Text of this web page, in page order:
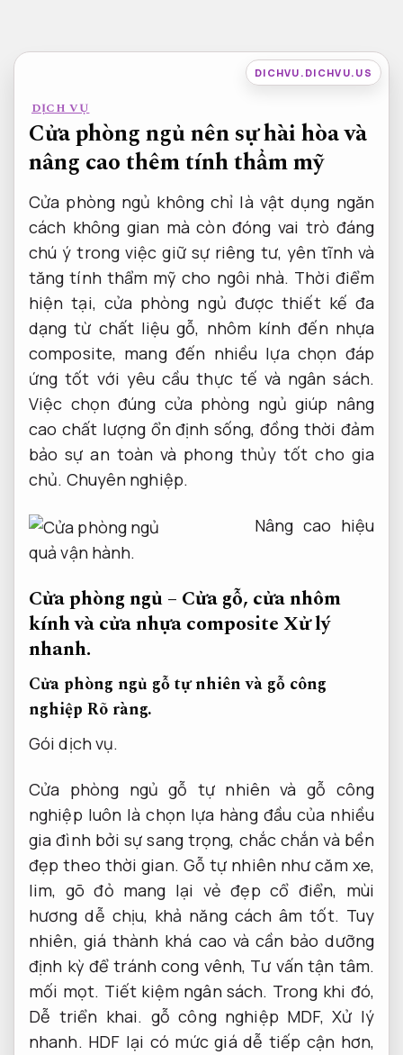
nội
DICHVU.DICHVU.US
DỊCH VỤ
Cửa phòng ngủ nên sự hài hòa và
nâng cao thêm tính thẩm mỹ
Cửa phòng ngủ không chỉ là vật dụng ngăn
cách không gian mà còn đóng vai trò đáng
chú ý trong việc giữ sự riêng tư, yên tĩnh và
tăng tính thẩm mỹ cho ngôi nhà. Thời điểm
hiện tại, cửa phòng ngủ được thiết kế đa
dạng từ chất liệu gỗ, nhôm kính đến nhựa
composite, mang đến nhiều lựa chọn đáp
ứng tốt với yêu cầu thực tế và ngân sách.
Việc chọn đúng cửa phòng ngủ giúp nâng
cao chất lượng ổn định sống, đồng thời đảm
bảo sự an toàn và phong thủy tốt cho gia
chủ. Chuyên nghiệp.
Nâng cao hiệu
quả vận hành.
Cửa phòng ngủ – Cửa gỗ, cửa nhôm
kính và cửa nhựa compositeXử lý
nhanh.
Cửa phòng ngủ gỗ tự nhiên và gỗ công
nghiệp Rõ ràng.
Gói dịch vụ.
Cửa phòng ngủ gỗ tự nhiên và gỗ công
nghiệp luôn là chọn lựa hàng đầu của nhiều
gia đình bởi sự sang trọng, chắc chắn và bền
đẹp theo thời gian. Gỗ tự nhiên như căm xe,
lim, gõ đỏ mang lại vẻ đẹp cổ điển, mùi
hương dễ chịu, khả năng cách âm tốt. Tuy
nhiên, giá thành khá cao và cần bảo dưỡng
định kỳ để tránh cong vênh, Tư vấn tận tâm.
mối mọt. Tiết kiệm ngân sách. Trong khi đó,
Dễ triển khai. gỗ công nghiệp MDF,Xử lý
nhanh. HDF lại có mức giá dễ tiếp cận hơn,